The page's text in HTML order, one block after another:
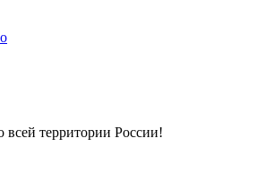
всей территории России!